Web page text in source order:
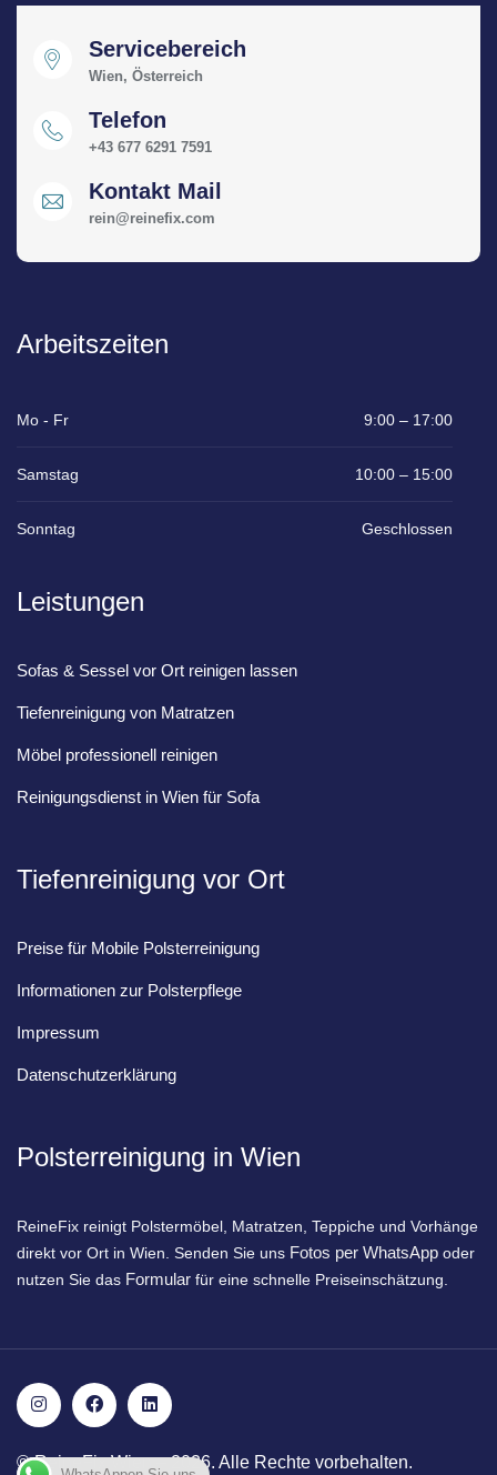
Servicebereich
Wien, Österreich
Telefon
+43 677 6291 7591
Kontakt Mail
rein@reinefix.com
Arbeitszeiten
Mo - Fr 9:00 – 17:00
Samstag 10:00 – 15:00
Sonntag Geschlossen
Leistungen
Sofas & Sessel vor Ort reinigen lassen
Tiefenreinigung von Matratzen
Möbel professionell reinigen
Reinigungsdienst in Wien für Sofa
Tiefenreinigung vor Ort
Preise für Mobile Polsterreinigung
Informationen zur Polsterpflege
Impressum
Datenschutzerklärung
Polsterreinigung in Wien
ReineFix reinigt Polstermöbel, Matratzen, Teppiche und Vorhänge
direkt vor Ort in Wien. Senden Sie uns Fotos per WhatsApp oder
nutzen Sie das Formular für eine schnelle Preiseinschätzung.
© ReineFix Wien – 2026. Alle Rechte vorbehalten.